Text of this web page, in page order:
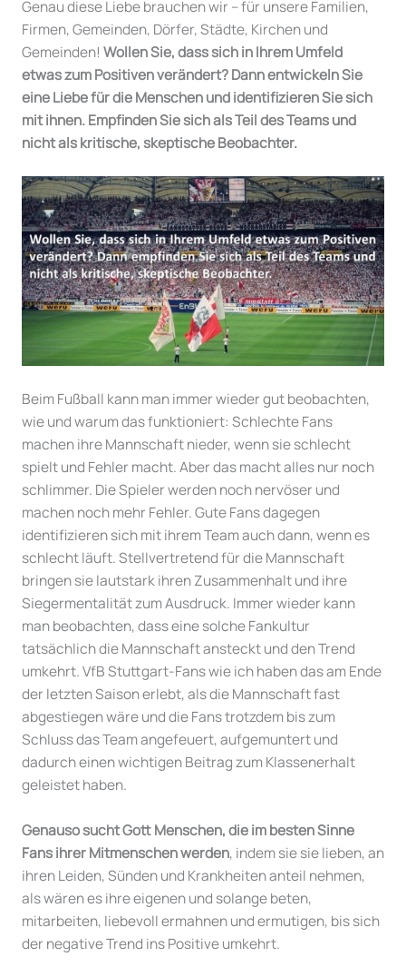
Genau diese Liebe brauchen wir – für unsere Familien,
Firmen, Gemeinden, Dörfer, Städte, Kirchen und
Gemeinden! Wollen Sie, dass sich in Ihrem Umfeld
etwas zum Positiven verändert? Dann entwickeln Sie
eine Liebe für die Menschen und identifizieren Sie sich
mit ihnen. Empfinden Sie sich als Teil des Teams und
nicht als kritische, skeptische Beobachter.
Beim Fußball kann man immer wieder gut beobachten,
wie und warum das funktioniert: Schlechte Fans
machen ihre Mannschaft nieder, wenn sie schlecht
spielt und Fehler macht. Aber das macht alles nur noch
schlimmer. Die Spieler werden noch nervöser und
machen noch mehr Fehler. Gute Fans dagegen
identifizieren sich mit ihrem Team auch dann, wenn es
schlecht läuft. Stellvertretend für die Mannschaft
bringen sie lautstark ihren Zusammenhalt und ihre
Siegermentalität zum Ausdruck. Immer wieder kann
man beobachten, dass eine solche Fankultur
tatsächlich die Mannschaft ansteckt und den Trend
umkehrt. VfB Stuttgart-Fans wie ich haben das am Ende
der letzten Saison erlebt, als die Mannschaft fast
abgestiegen wäre und die Fans trotzdem bis zum
Schluss das Team angefeuert, aufgemuntert und
dadurch einen wichtigen Beitrag zum Klassenerhalt
geleistet haben.
Genauso sucht Gott Menschen, die im besten Sinne
Fans ihrer Mitmenschen werden, indem sie sie lieben, an
ihren Leiden, Sünden und Krankheiten anteil nehmen,
als wären es ihre eigenen und solange beten,
mitarbeiten, liebevoll ermahnen und ermutigen, bis sich
der negative Trend ins Positive umkehrt.